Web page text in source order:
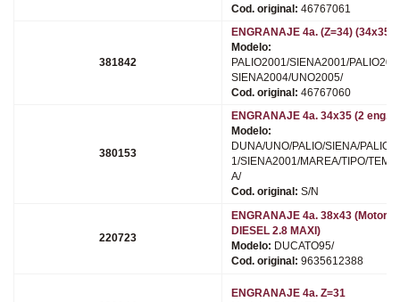
Cod. original: 46767061
381842
ENGRANAJE 4a. (Z=34) (34x35)
Modelo:
PALIO2001/SIENA2001/
SIENA2004/UNO2005/
Cod. original: 46767060
380153
ENGRANAJE 4a. 34x35 (2 eng.)
Modelo:
DUNA/UNO/PALIO/SIENA/
1/SIENA2001/MAREA/TIPO/
A/
Cod. original: S/N
220723
ENGRANAJE 4a. 38x43 (Motor
DIESEL 2.8 MAXI)
Modelo: DUCATO95/
Cod. original: 9635612388
ENGRANAJE 4a. Z=31